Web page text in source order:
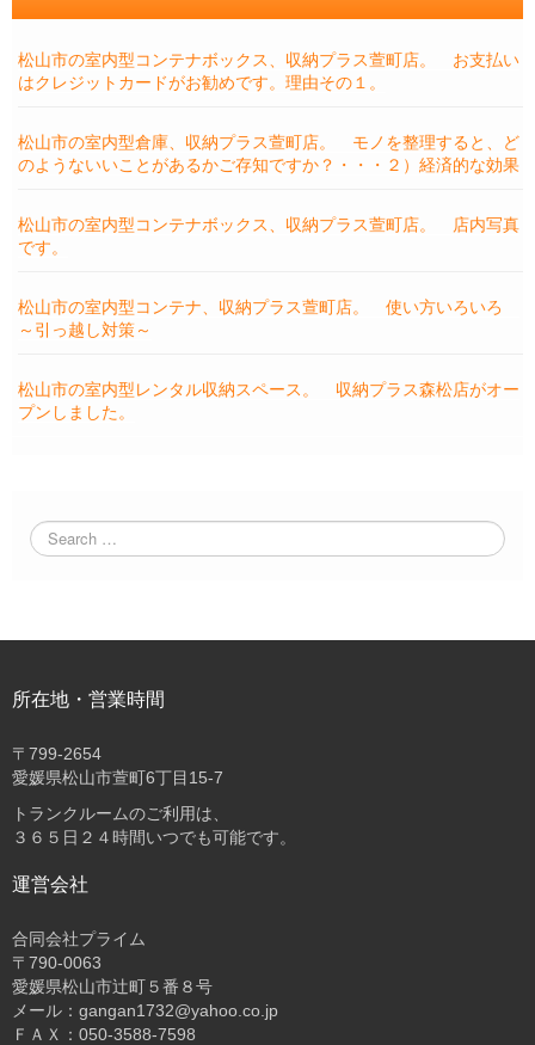
松山市の室内型コンテナボックス、収納プラス萱町店。 お支払い
はクレジットカードがお勧めです。理由その１。
松山市の室内型倉庫、収納プラス萱町店。 モノを整理すると、ど
のようないいことがあるかご存知ですか？・・・２）経済的な効果
松山市の室内型コンテナボックス、収納プラス萱町店。 店内写真
です。
松山市の室内型コンテナ、収納プラス萱町店。 使い方いろいろ
～引っ越し対策～
松山市の室内型レンタル収納スペース。 収納プラス森松店がオー
プンしました。
所在地・営業時間
〒 799-2654
愛媛県松山市萱町6丁目15-7
トランクルームのご利用は、
３６５日２４時間いつでも可能です。
運営会社
合同会社プライム
〒 790-0063
愛媛県松山市辻町５番８号
メール：gangan1732@yahoo.co.jp
ＦＡＸ：050-3588-7598